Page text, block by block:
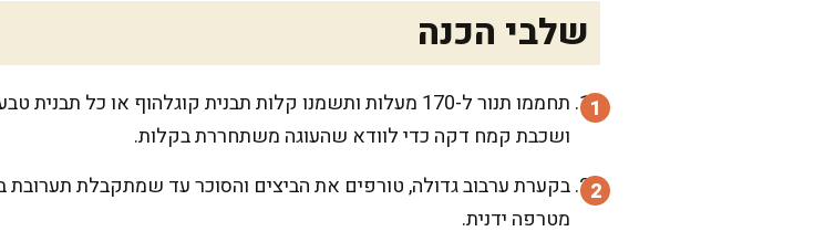
שלבי הכנה
תחממו תנור ל-170 מעלות ותשמנו קלות תבנית קוגלהוף או
ושכבת קמח דקה כדי לוודא שהעוגה משתחררת בקלות.
מטרפה ידנית.